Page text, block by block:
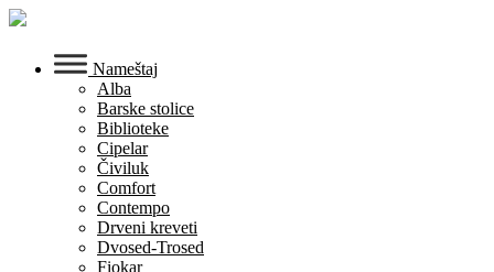
Skip
content
Nameštaj
Alba
Barske stolice
Biblioteke
Cipelar
Čiviluk
Comfort
Contempo
Drveni kreveti
Dvosed-Trosed
Fiokar